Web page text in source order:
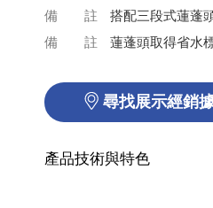
備 註
搭配三段式蓮蓬
備 註
蓮蓬頭取得省水
尋找展示經銷
產品技術與特色